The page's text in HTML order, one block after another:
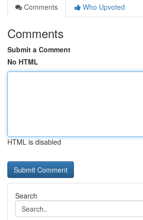
Comments
Who Upvoted
Comments
Submit a Comment
No HTML
HTML is disabled
Search